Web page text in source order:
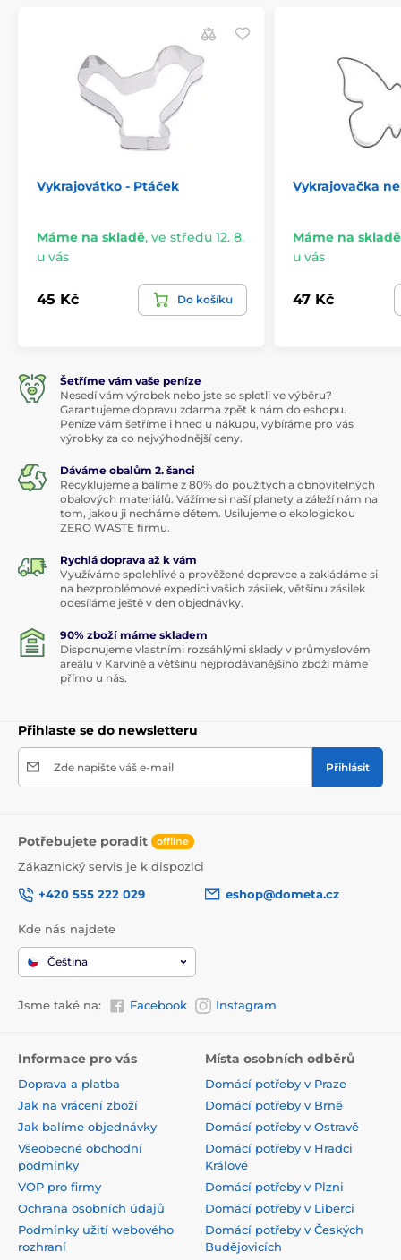
Vykrajovátko - Ptáček
Máme na skladě, ve středu 12. 8.
u vás
45 Kč Do košíku
Vykrajovačka
Máme na skladě
u vás
47 Kč
Šetříme vám vaše peníze
Nesedí vám výrobek nebo jste se spletli ve výběru?
Garantujeme dopravu zdarma zpět k nám do eshopu.
Peníze vám šetříme i hned u nákupu, vybíráme pro vás
výrobky za co nejvýhodnější ceny.
Dáváme obalům 2. šanci
Recyklujeme a balíme z 80% do použitých a obnovitelných
obalových materiálů. Vážíme si naší planety a záleží nám na
tom, jakou ji necháme dětem. Usilujeme o ekologickou
ZERO WASTE firmu.
Rychlá doprava až k vám
Využíváme spolehlivé a prověžené dopravce a zakládáme si
na bezproblémové expedici vašich zásilek, většinu zásilek
odesíláme ještě v den objednávky.
90% zboží máme skladem
Disponujeme vlastními rozsáhlými sklady v průmyslovém
areálu v Karviné a většinu nejprodávanějšího zboží máme
přímo u nás.
Přihlaste se do newsletteru
Zde napište váš e-mail Přihlásit
Potřebujete poradit offline
Zákaznický servis je k dispozici
+420 555 222 029
eshop@dometa.cz
Kde nás najdete
Čeština
Jsme také na: Facebook Instagram
Informace pro vás
Doprava a platba
Jak na vrácení zboží
Jak balíme objednávky
Všeobecné obchodní
podmínky
VOP pro firmy
Ochrana osobních údajů
Podmínky užití webového
rozhraní
Místa osobních odběrů
Domácí potřeby v Praze
Domácí potřeby v Brně
Domácí potřeby v Ostravě
Domácí potřeby v Hradci
Králové
Domácí potřeby v Plzni
Domácí potřeby v Liberci
Domácí potřeby v Českých
Budějovicích